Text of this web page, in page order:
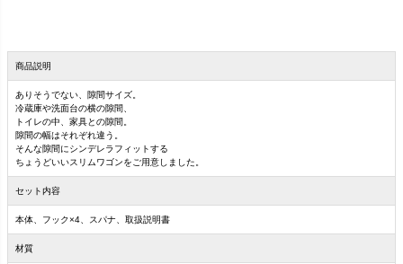
商品説明
ありそうでない、隙間サイズ。
冷蔵庫や洗面台の横の隙間、
トイレの中、家具との隙間。
隙間の幅はそれぞれ違う。
そんな隙間にシンデレラフィットする
ちょうどいいスリムワゴンをご用意しました。
セット内容
本体、フック×4、スパナ、取扱説明書
材質